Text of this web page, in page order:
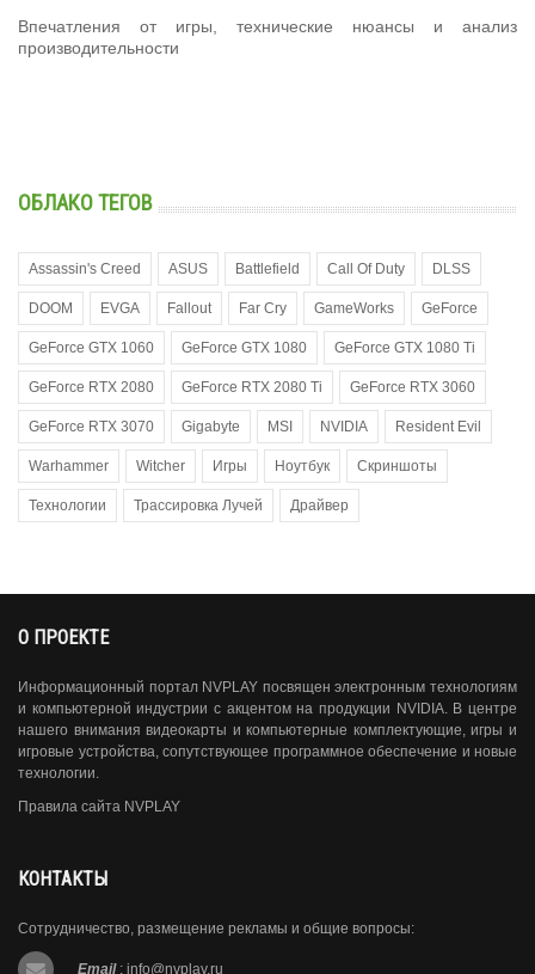
Впечатления от игры, технические нюансы и анализ
производительности
ОБЛАКО ТЕГОВ
Assassin's Creed ASUS Battlefield Call Of Duty DLSS
DOOM EVGA Fallout Far Cry GameWorks GeForce
GeForce GTX 1060 GeForce GTX 1080 GeForce GTX 1080 Ti
GeForce RTX 2080 GeForce RTX 2080 Ti GeForce RTX 3060
GeForce RTX 3070 Gigabyte MSI NVIDIA Resident Evil
Warhammer Witcher Игры Ноутбук Скриншоты
Технологии Трассировка Лучей Драйвер
О ПРОЕКТЕ
Информационный портал NVPLAY посвящен электронным технологиям
и компьютерной индустрии с акцентом на продукции NVIDIA. В центре
нашего внимания видеокарты и компьютерные комплектующие, игры и
игровые устройства, сопутствующее программное обеспечение и новые
технологии.
Правила сайта NVPLAY
КОНТАКТЫ
Сотрудничество, размещение рекламы и общие вопросы:
Email : info@nvplay.ru